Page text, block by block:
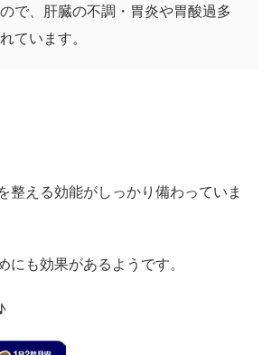
で、肝臓の不調・胃炎や胃酸過多
ています。
整える効能がしっかり備わっていま
にも効果があるようです。